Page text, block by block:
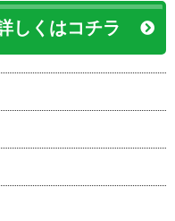
しくはコチラ